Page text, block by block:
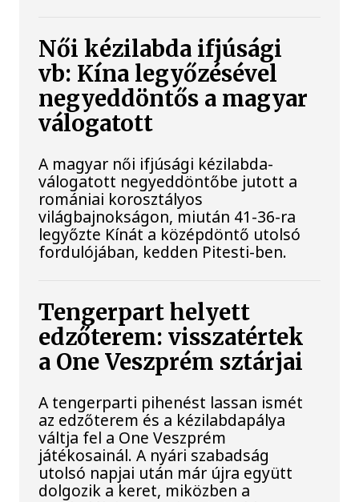
Női kézilabda ifjúsági
vb: Kína legyőzésével
negyeddöntős a magyar
válogatott
A magyar női ifjúsági kézilabda-
válogatott negyeddöntőbe jutott a
romániai korosztályos
világbajnokságon, miután 41-36-ra
legyőzte Kínát a középdöntő utolsó
fordulójában, kedden Pitesti-ben.
Tengerpart helyett
edzőterem: visszatértek
a One Veszprém sztárjai
A tengerparti pihenést lassan ismét
az edzőterem és a kézilabdapálya
váltja fel a One Veszprém
játékosainál. A nyári szabadság
utolsó napjai után már újra együtt
dolgozik a keret, miközben a